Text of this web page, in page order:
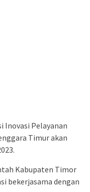
Inovasi Pelayanan
Timur akan
Kabupaten Timor
bekerjasama dengan